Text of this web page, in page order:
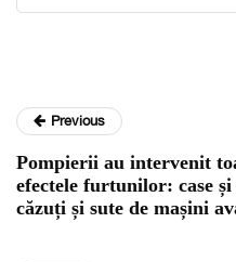
Previous
Pompierii au intervenit
efectele furtunilor: case
căzuți și sute de mașini